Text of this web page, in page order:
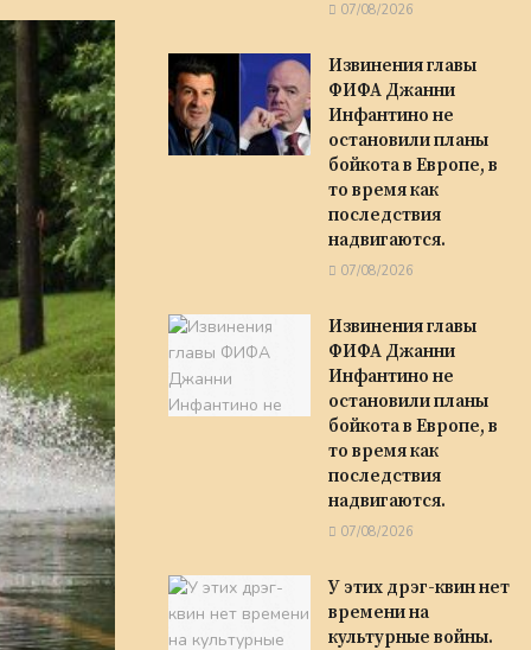
07/08/2026
Извинения главы
ФИФА Джанни
Инфантино не
остановили планы
бойкота в Европе, в
то время как
последствия
надвигаются.
07/08/2026
Извинения главы
ФИФА Джанни
Инфантино не
остановили планы
бойкота в Европе, в
то время как
последствия
надвигаются.
07/08/2026
У этих дрэг-квин нет
времени на
культурные войны.